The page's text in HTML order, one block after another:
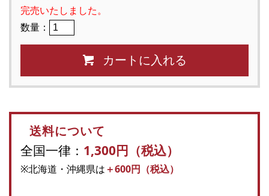
完売いたしました。
数量：
カートに入れる
送料について
全国一律： 1,300円（税込）
※北海道・沖縄県は ＋600円（税込）